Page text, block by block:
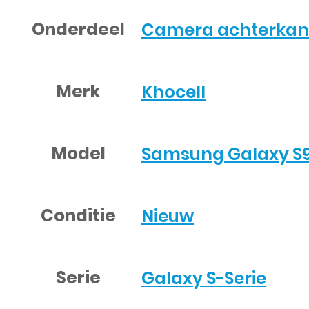
Onderdeel Camera
Merk Khocell
Model Samsung Galaxy
Conditie Nieuw
Serie Galaxy S-Serie